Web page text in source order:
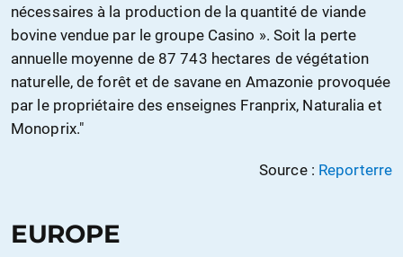
nécessaires à la production de la quantité de viande
bovine vendue par le groupe Casino ». Soit la perte
annuelle moyenne de 87 743 hectares de végétation
naturelle, de forêt et de savane en Amazonie provoquée
par le propriétaire des enseignes Franprix, Naturalia et
Monoprix."
Source : Reporterre
EUROPE